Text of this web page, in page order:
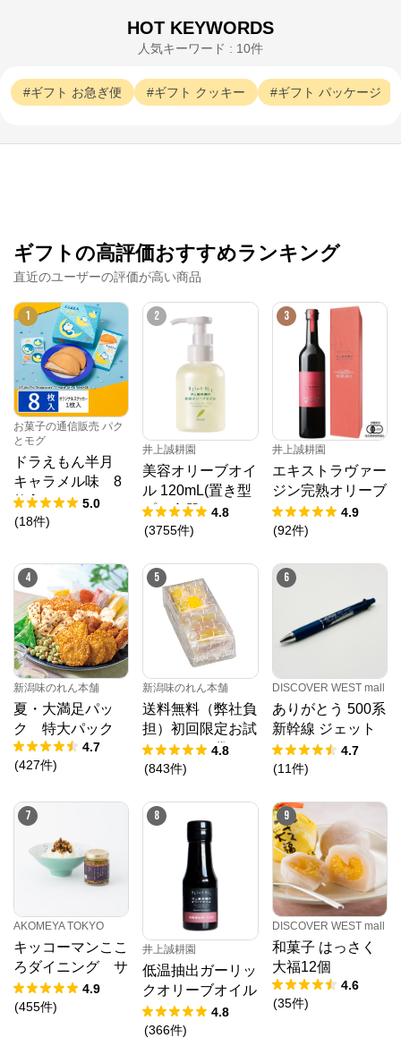
HOT KEYWORDS
人気キーワード : 10件
ギフト お急ぎ便 ギフト クッキー ギフト パッケージ
ギフトの高評価おすすめランキング
直近のユーザーの評価が高い商品
1
お菓子の通信販売 パク
とモグ
ドラえもん半月
キャラメル味 8
枚入
5.0
(18件)
2
井上誠耕園
美容オリーブオイ
ル 120mL(置き型
プラ容器) 4.8
(3755件)
3
井上誠耕園
エキストラヴァー
ジン完熟オリーブ
オイル 450g4.9
(92件)
4
新潟味のれん本舗
夏・大満足パッ
ク 特大パック
4.7
(427件)
5
新潟味のれん本舗
送料無料（弊社負
担）初回限定お試
しセット 袋
4.8
(843件)
6
DISCOVER WEST mall
ありがとう 500系
新幹線 ジェット
ストリーム４＆１
4.7
(11件)
7
AKOMEYA TOKYO
キッコーマンここ
ろダイニング サ
クサクしょうゆア
ーモンド ペッパ
4.9
(455件)
8
井上誠耕園
低温抽出ガーリッ
クオリーブオイル
64g
4.8
(366件)
9
DISCOVER WEST mall
和菓子 はっさく
大福12個
4.6
(35件)
シュクレイオンラインストア
公式ECサイト
※外部サイトが開きます
シュクレイオンラインストア からのコメント
https://sucreyshopping.jp/
ザ・メープルマニア、バターバトラーをはじめとした
大人気スイーツブランドの公式オンラインストアで
す。 おしゃれで可愛いクッキーやフィナンシェなど贈
って喜ばれるお菓子を取り揃えています。